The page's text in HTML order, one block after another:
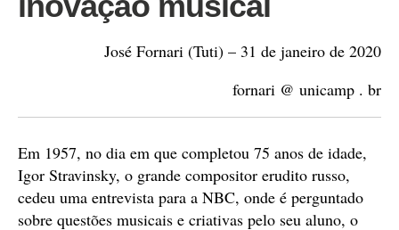
José Fornari (Tuti) – 31 de janeiro de 2020
fornari @ unicamp . br
Em 1957, no dia em que completou 75 anos de idade,
Igor Stravinsky, o grande compositor erudito russo,
cedeu uma entrevista para a NBC, onde é perguntado
sobre questões musicais e criativas pelo seu aluno, o